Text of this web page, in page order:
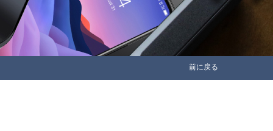
前に戻る